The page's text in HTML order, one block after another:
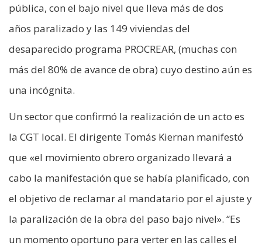
pública, con el bajo nivel que lleva más de dos
años paralizado y las 149 viviendas del
desaparecido programa PROCREAR, (muchas con
más del 80% de avance de obra) cuyo destino aún es
una incógnita.
Un sector que confirmó la realización de un acto es
la CGT local. El dirigente Tomás Kiernan manifestó
que «el movimiento obrero organizado llevará a
cabo la manifestación que se había planificado, con
el objetivo de reclamar al mandatario por el ajuste y
la paralización de la obra del paso bajo nivel». “Es
un momento oportuno para verter en las calles el